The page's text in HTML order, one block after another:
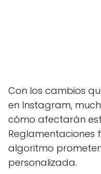
Con los cambios
en Instagram,
cómo afectarán
Reglamentaciones
algoritmo
personalizada.